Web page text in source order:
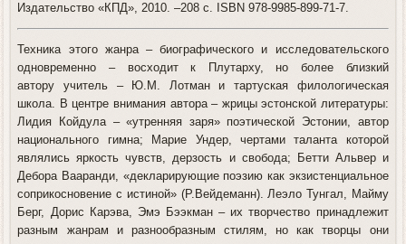
Издательство «КПД», 2010. –208 с. ISBN 978-9985-899-71-7.
Техника этого жанра – биографического и исследовательского
одновременно – восходит к Плутарху, но более близкий
автору учитель – Ю.М. Лотман и тартуская филологическая
школа. В центре внимания автора – жрицы эстонской литературы:
Лидия Койдула – «утренняя заря» поэтической Эстонии, автор
национального гимна; Марие Ундер, чертами таланта которой
являлись яркость чувств, дерзость и свобода; Бетти Альвер и
Дебора Вааранди, «декларирующие поэзию как экзистенциальное
соприкосновение с истиной» (Р.Вейдеманн). Леэло Тунгал, Майму
Берг, Дорис Карэва, Эмэ Бээкман – их творчество принадлежит
разным жанрам и разнообразным стилям, но как творцы они